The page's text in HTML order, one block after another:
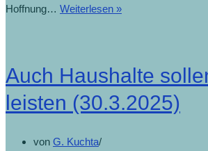
Hoffnung… Weiterlesen »
Auch Haushalte
leisten (30.3.2025)
von G. Kuchta